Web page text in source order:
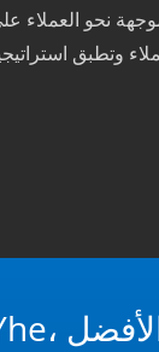
نحو العملاء